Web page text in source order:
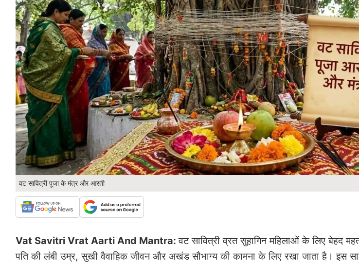
वट सावित्री पूजा के मंत्र और आरती
Vat Savitri Vrat Aarti And Mantra:वट सावित्री व्रत सुहागिन महिलाओं के लिए बेहद
पति की लंबी उम्र, सुखी वैवाहिक जीवन और अखंड सौभाग्य की कामना के लिए रखा जाता है। इस